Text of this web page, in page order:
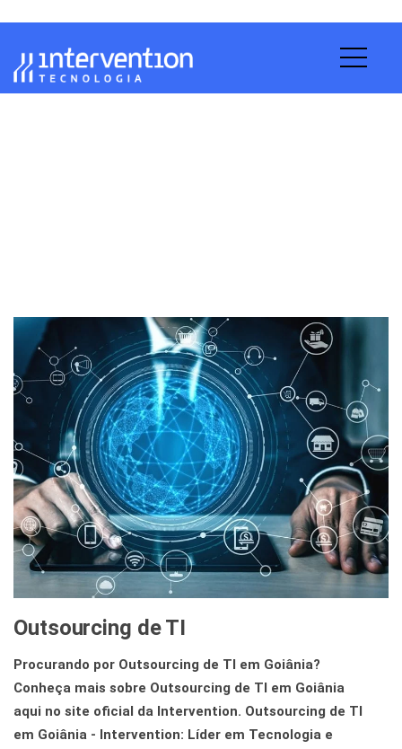
Outsourcing de TI
Procurando por Outsourcing de TI em Goiânia?
Conheça mais sobre Outsourcing de TI em Goiânia
aqui no site oficial da Intervention. Outsourcing de TI
em Goiânia - Intervention: Líder em Tecnologia e